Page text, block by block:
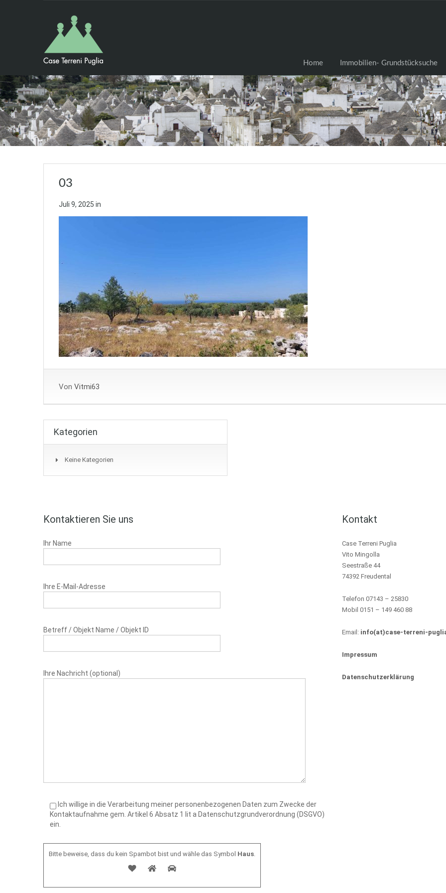
Home Immobilien- Grundstücksuche
03
Juli 9, 2025 in
Von Vitmi63
Kategorien
Keine Kategorien
Kontaktieren Sie uns
Ihr Name
Ihre E-Mail-Adresse
Betreff / Objekt Name / Objekt ID
Ihre Nachricht (optional)
Ich willige in die Verarbeitung meiner personenbezogenen Daten zum Zwecke der
Kontaktaufnahme gem. Artikel 6 Absatz 1 lit a Datenschutzgrundverordnung (DSGVO)
ein.
Bitte beweise, dass du kein Spambot bist und wähle das Symbol Haus.
Kontakt
Case Terreni Puglia
Vito Mingolla
Seestraße 44
74392 Freudental
Telefon 07143 – 25830
Mobil 0151 – 149 460 88
Email: info(at)case-terreni-
Impressum
Datenschutzerklärung